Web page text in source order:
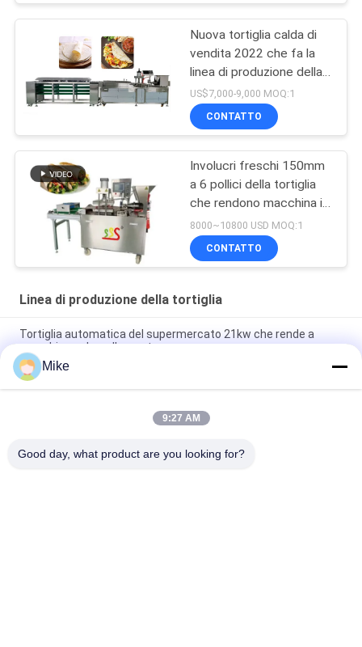
Nuova tortiglia calda di
vendita 2022 che fa la
linea di produzione della
tortiglia della macchina
BP-550
US$7,000-9,000 MOQ:1
CONTATTO
Involucri freschi 150mm
a 6 pollici della tortiglia
che rendono macchina in
pieno automatica
8000~10800 USD MOQ:1
CONTATTO
Linea di produzione della tortiglia
Tortiglia automatica del supermercato 21kw che rende a
macchina colore d'argento
10 - linea di produzione della tortiglia del diametro di 45cm
nuova completamente automatica
Nuova macchina automatica per fare il pane Roti Corn Tortilla
Mike
9:27 AM
Good day, what product are you looking for?